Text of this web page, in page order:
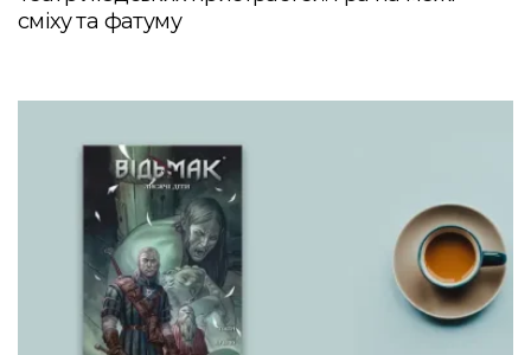
сміху та фатуму